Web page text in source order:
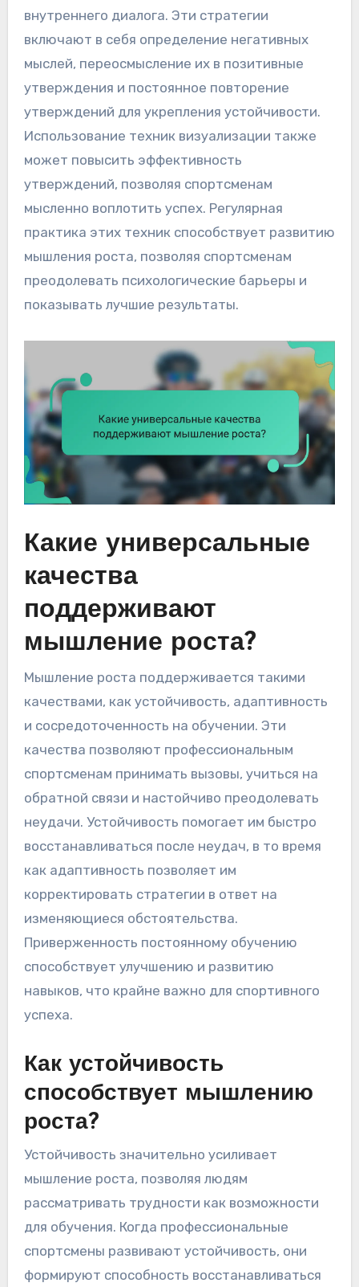
внутреннего диалога. Эти стратегии
включают в себя определение негативных
мыслей, переосмысление их в позитивные
утверждения и постоянное повторение
утверждений для укрепления устойчивости.
Использование техник визуализации также
может повысить эффективность
утверждений, позволяя спортсменам
мысленно воплотить успех. Регулярная
практика этих техник способствует развитию
мышления роста, позволяя спортсменам
преодолевать психологические барьеры и
показывать лучшие результаты.
Какие универсальные
качества
поддерживают
мышление роста?
Мышление роста поддерживается такими
качествами, как устойчивость, адаптивность
и сосредоточенность на обучении. Эти
качества позволяют профессиональным
спортсменам принимать вызовы, учиться на
обратной связи и настойчиво преодолевать
неудачи. Устойчивость помогает им быстро
восстанавливаться после неудач, в то время
как адаптивность позволяет им
корректировать стратегии в ответ на
изменяющиеся обстоятельства.
Приверженность постоянному обучению
способствует улучшению и развитию
навыков, что крайне важно для спортивного
успеха.
Как устойчивость
способствует мышлению
роста?
Устойчивость значительно усиливает
мышление роста, позволяя людям
рассматривать трудности как возможности
для обучения. Когда профессиональные
спортсмены развивают устойчивость, они
формируют способность восстанавливаться